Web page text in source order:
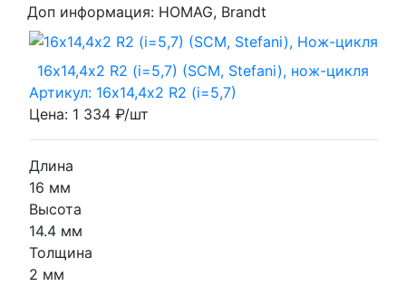
Доп информация: HOMAG, Brandt
16х14,4х2 R2 (i=5,7) (SCM, Stefani), нож-цикля
Артикул: 16х14,4х2 R2 (i=5,7)
Цена: 1 334 ₽/шт
Длина
16 мм
Высота
14.4 мм
Толщина
2 мм